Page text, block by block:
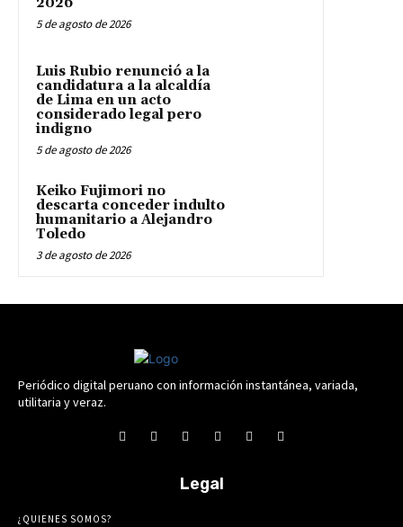
5 de agosto de 2026
Luis Rubio renunció a la
candidatura a la alcaldía
de Lima en un acto
considerado legal pero
indigno
5 de agosto de 2026
Keiko Fujimori no
descarta conceder indulto
humanitario a Alejandro
Toledo
3 de agosto de 2026
Periódico digital peruano con información instantánea, variada,
utilitaria y veraz.
Legal
¿QUIENES SOMOS?